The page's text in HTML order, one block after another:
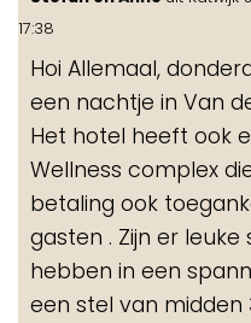
17:38
Hoi Allemaal,
een nachtje in Van
Het hotel heeft ook
Wellness complex
betaling ook
gasten . Zijn er leuke
hebben in een
een stel van midden